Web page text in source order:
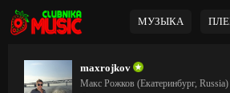
МУЗЫКА
maxrojkov
Макс Рожков (Екатеринбург, Russia)